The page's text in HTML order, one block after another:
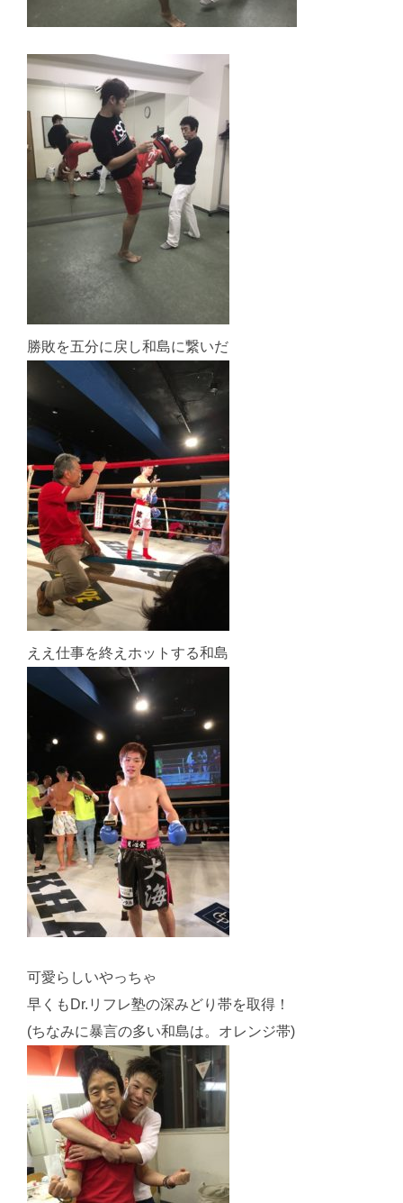
勝敗を五分に戻し和島に繋いだ
ええ仕事を終えホットする和島
可愛らしいやっちゃ
早くもDr.リフレ塾の深みどり帯を取得！
(ちなみに暴言の多い和島は。オレンジ帯)